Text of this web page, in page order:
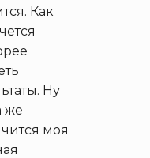
Как
Ну
же
моя